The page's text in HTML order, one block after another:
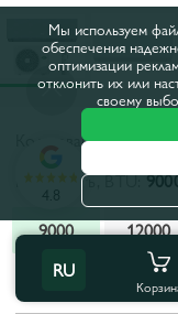
Код товара:6856769
Мощность, BTU:
9000
12000
Все характеристики
RU
4.8
Мы используем
обеспечения
оптимизации
отклонить их или
своему